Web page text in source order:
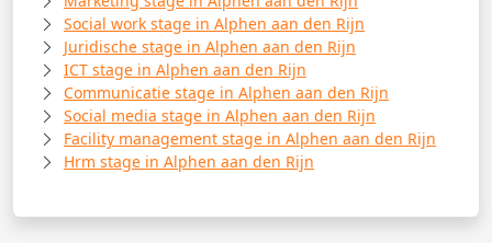
Social work stage in Alphen aan den Rijn
Juridische stage in Alphen aan den Rijn
ICT stage in Alphen aan den Rijn
Communicatie stage in Alphen aan den Rijn
Social media stage in Alphen aan den Rijn
Facility management stage in Alphen aan den Rijn
Hrm stage in Alphen aan den Rijn